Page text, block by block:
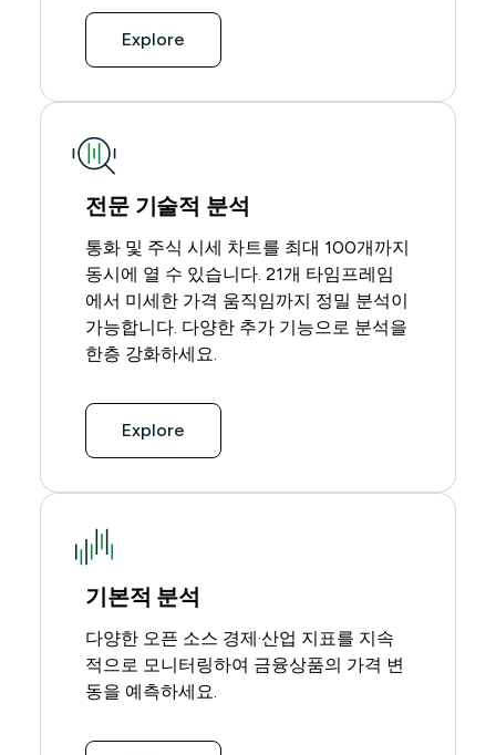
Explore
전문 기술적 분석
통화 및 주식 시세 차트를 최대 100개까지
동시에 열 수 있습니다. 21개 타임프레임
에서 미세한 가격 움직임까지 정밀 분석이
가능합니다. 다양한 추가 기능으로 분석을
한층 강화하세요.
Explore
기본적 분석
다양한 오픈 소스 경제·산업 지표를 지속
적으로 모니터링하여 금융상품의 가격 변
동을 예측하세요.